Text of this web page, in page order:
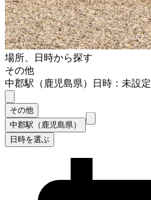
場所、日時から探す
その他
中郡駅（鹿児島県）
日時：未設定
その他
中郡駅（鹿児島県）
日時を選ぶ